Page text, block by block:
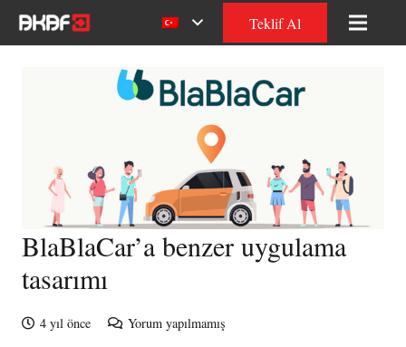
Teklif Al
BlaBlaCar’a benzer uygulama
tasarımı
4 yıl önce Yorum yapılmamış